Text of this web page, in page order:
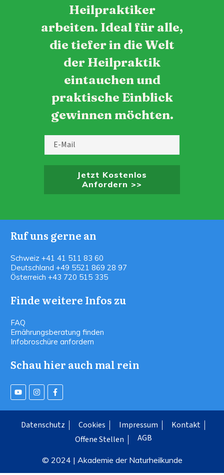
Heilpraktiker
arbeiten. Ideal für alle,
die tiefer in die Welt
der Heilpraktik
eintauchen und
praktische Einblick
gewinnen möchten.
Jetzt Kostenlos
Anfordern >>
Ruf uns gerne an
Schweiz +41 41 511 83 60
Deutschland +49 5521 869 28 97
Österreich +43 720 515 335
Finde weitere Infos zu
FAQ
Ernährungsberatung finden
Infobroschüre anfordern
Schau hier auch mal rein
Datenschutz Cookies Impressum
Kontakt
Offene Stellen
AGB
© 2024 | Akademie der Naturheilkunde